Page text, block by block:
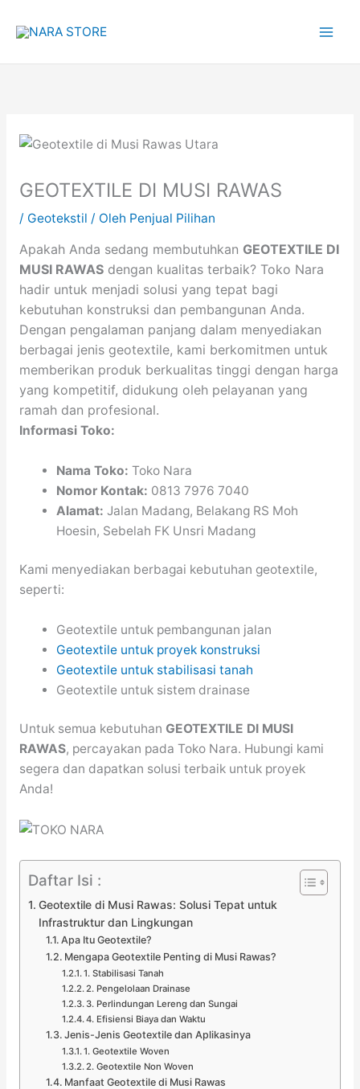
GEOTEXTILE DI MUSI RAWAS
/ Geotekstil / Oleh Penjual Pilihan
Apakah Anda sedang membutuhkan GEOTEXTILE DI
MUSI RAWASdengan kualitas terbaik? Toko Nara
hadir untuk menjadi solusi yang tepat bagi
kebutuhan konstruksi dan pembangunan Anda.
Dengan pengalaman panjang dalam menyediakan
berbagai jenis geotextile, kami berkomitmen untuk
memberikan produk berkualitas tinggi dengan harga
yang kompetitif, didukung oleh pelayanan yang
ramah dan profesional.
Informasi Toko:
Nama Toko: Toko Nara
Nomor Kontak: 0813 7976 7040
Alamat: Jalan Madang, Belakang RS Moh
Hoesin, Sebelah FK Unsri Madang
Kami menyediakan berbagai kebutuhan geotextile,
seperti:
Geotextile untuk pembangunan jalan
Geotextile untuk proyek konstruksi
Geotextile untuk stabilisasi tanah
Geotextile untuk sistem drainase
Untuk semua kebutuhan GEOTEXTILE DI MUSI
RAWAS, percayakan pada Toko Nara. Hubungi kami
segera dan dapatkan solusi terbaik untuk proyek
Anda!
Daftar Isi :
Geotextile di Musi Rawas: Solusi Tepat untuk
Infrastruktur dan Lingkungan
Apa Itu Geotextile?
Mengapa Geotextile Penting di Musi Rawas?
1. Stabilisasi Tanah
2. Pengelolaan Drainase
3. Perlindungan Lereng dan Sungai
4. Efisiensi Biaya dan Waktu
Jenis-Jenis Geotextile dan Aplikasinya
1. Geotextile Woven
2. Geotextile Non Woven
Manfaat Geotextile di Musi Rawas